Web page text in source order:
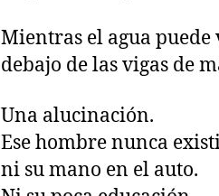
Mientras el agua puede
debajo de las vigas de
Una alucinación.
Ese hombre nunca
ni su mano en el auto.